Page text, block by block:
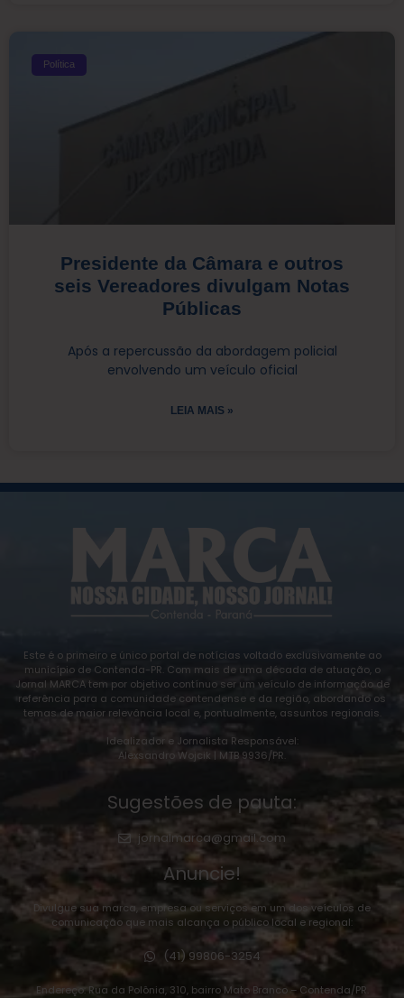
Política
Presidente da Câmara e outros
seis Vereadores divulgam Notas
Públicas
Após a repercussão da abordagem policial
envolvendo um veículo oficial
LEIA MAIS »
Este é o primeiro e único portal de notícias voltado exclusivamente ao
município de Contenda-PR. Com mais de uma década de atuação, o
Jornal MARCA tem por objetivo contínuo ser um veículo de informação de
referência para a comunidade contendense e da região, abordando os
temas de maior relevância local e, pontualmente, assuntos regionais.
Idealizador e Jornalista Responsável:
Alexsandro Wojcik | MTB 9936/PR.
Sugestões de pauta:
jornalmarca@gmail.com
Anuncie!
Divulgue sua marca, empresa ou serviços em um dos veículos de
comunicação que mais alcança o público local e regional:
(41) 99806-3254
Endereço: Rua da Polônia, 310, bairro Mato Branco – Contenda/PR.